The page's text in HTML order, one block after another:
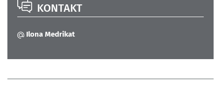
KONTAKT
Ilona Medrikat